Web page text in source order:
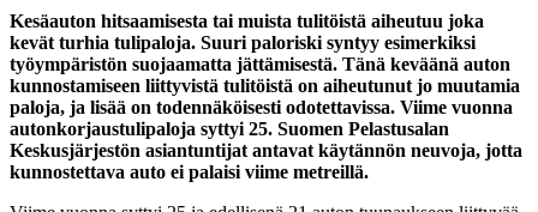
Kesäauton hitsaamisesta tai muista tulitöistä aiheutuu joka
kevät turhia tulipaloja. Suuri paloriski syntyy esimerkiksi
työympäristön suojaamatta jättämisestä. Tänä keväänä auton
kunnostamiseen liittyvistä tulitöistä on aiheutunut jo muutamia
paloja, ja lisää on todennäköisesti odotettavissa. Viime vuonna
autonkorjaustulipaloja syttyi 25. Suomen Pelastusalan
Keskusjärjestön asiantuntijat antavat käytännön neuvoja, jotta
kunnostettava auto ei palaisi viime metreillä.